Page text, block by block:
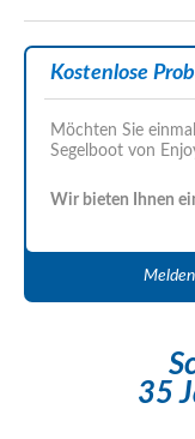
Kostenlose
Möchten Sie
Segelboot von
Wir bieten Ihnen
35